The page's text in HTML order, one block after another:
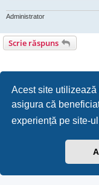
Acest site
asigura că
experiență pe site-
Administrator
Scrie răspuns
Furnizat de